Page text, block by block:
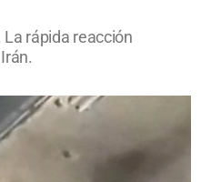
rápida reacción